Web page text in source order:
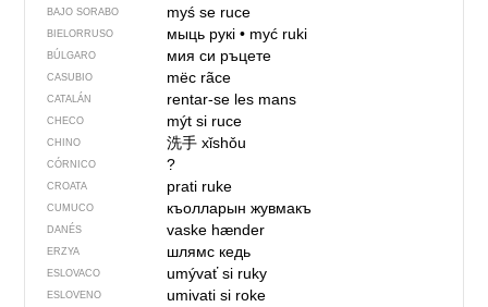
BAJO SORABO myś se ruce
BIELORRUSO мыць рукі• myć ruki
BÚLGARO мия си ръцете
CASUBIO mëc rãce
CATALÁN rentar-se les mans
CHECO mýt si ruce
CHINO 洗手xǐshǒu
CÓRNICO ?
CROATA prati ruke
CUMUCO къолларын жувмакъ
DANÉS vaske hænder
ERZYA шлямс кедь
ESLOVACO umývať si ruky
ESLOVENO umivati si roke